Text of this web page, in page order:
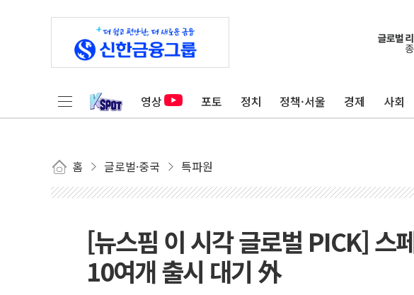
영상 포토 정치 정책·서울 경제 사회
홈 글로벌·중국 특파원
[뉴스핌 이 시각 글로벌 PICK] 스
10여개 출시 대기 外